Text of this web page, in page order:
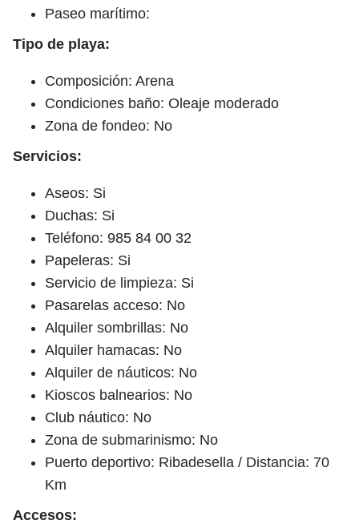
Paseo marítimo:
Tipo de playa:
Composición: Arena
Condiciones baño: Oleaje moderado
Zona de fondeo: No
Servicios:
Aseos: Si
Duchas: Si
Teléfono: 985 84 00 32
Papeleras: Si
Servicio de limpieza: Si
Pasarelas acceso: No
Alquiler sombrillas: No
Alquiler hamacas: No
Alquiler de náuticos: No
Kioscos balnearios: No
Club náutico: No
Zona de submarinismo: No
Puerto deportivo: Ribadesella / Distancia: 70
Km
Accesos: